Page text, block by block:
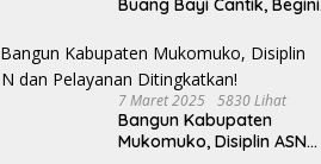
7 Maret 2025 5830 Lihat
Bangun Kabupaten
Mukomuko, Disiplin ASN